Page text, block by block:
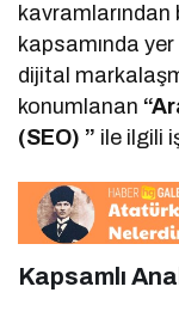
kavramlarından
kapsamında
dijital
konumlanan
(SEO) ” ile ilgili
Kapsamlı